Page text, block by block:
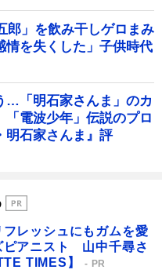
郎」を飲み干しゲロまみ
を失くした」子供時代
…「明石家さんま」のカ
電波少年」伝説のプロ
明石家さんま』評
フレッシュにもガムを愛
ピアニスト 山中千尋さ
TIMES】
PR